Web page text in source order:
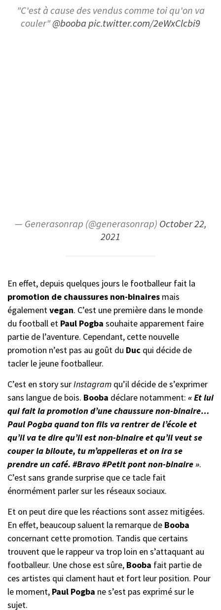
"C'est à cause des vendus comme toi qu'on va
couler"@boobapic.twitter.com/2eWxClcbi9
— Generasonrap (@generasonrap) October 22,
2021
En effet, depuis quelques jours le footballeur fait la
promotion de chaussures non-binaires mais
égalementvegan. C’est une première dans le monde
du football et Paul Pogba souhaite apparement faire
partie de l’aventure. Cependant, cette nouvelle
promotion n’est pas au goût du Duc qui décide de
tacler le jeune footballeur.
C’est en story surInstagram qu’il décide de s’exprimer
sans langue de bois. Booba déclare notamment: « Et lui
qui fait la promotion d’une chaussure non-binaire…
Paul Pogba quand ton fils va rentrer de l’école et
qu’il va te dire qu’il est non-binaire et qu’il veut se
couper la biloute, tu m’appelleras et on ira se
prendre un café. #Bravo #Petit pont non-binaire ».
C’est sans grande surprise que ce tacle fait
énormément parler sur les réseaux sociaux.
Et on peut dire que les réactions sont assez mitigées.
En effet, beaucoup saluent la remarque de Booba
concernant cette promotion. Tandis que certains
trouvent que le rappeur va trop loin en s’attaquant au
footballeur. Une chose est sûre, Booba fait partie de
ces artistes qui clament haut et fort leur position. Pour
le moment, Paul Pogba ne s’est pas exprimé sur le
sujet.